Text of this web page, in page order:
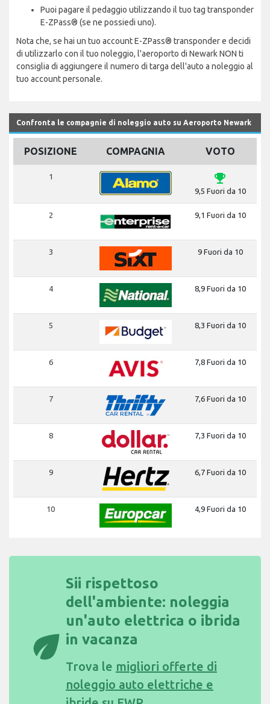
Puoi pagare il pedaggio utilizzando il tuo tag transponder
E-ZPass® (se ne possiedi uno).
Nota che, se hai un tuo account E-ZPass® transponder e decidi
di utilizzarlo con il tuo noleggio, l'aeroporto di Newark NON ti
consiglia di aggiungere il numero di targa dell'auto a noleggio al
tuo account personale.
Confronta le compagnie di noleggio auto su Aeroporto Newark
POSIZIONE COMPAGNIA VOTO
1 emoji_events
9,5 Fuori da 10
2 9,1 Fuori da 10
3 9 Fuori da 10
4 8,9 Fuori da 10
5 8,3 Fuori da 10
6 7,8 Fuori da 10
7 7,6 Fuori da 10
8 7,3 Fuori da 10
9 6,7 Fuori da 10
10 4,9 Fuori da 10
eco
Sii rispettoso
dell'ambiente: noleggia
un'auto elettrica o ibrida
in vacanza
Trova le migliori offerte di
noleggio auto elettriche e